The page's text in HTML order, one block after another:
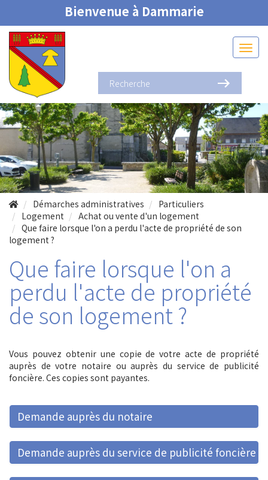
Bienvenue à Dammarie
Démarches administratives
Particuliers
Logement
Achat ou vente d'un logement
Que faire lorsque l'on a perdu l'acte de propriété de son
logement ?
Que faire lorsque l'on a
perdu l'acte de propriété
de son logement ?
Vous pouvez obtenir une copie de votre acte de propriété
auprès de votre notaire ou auprès du service de publicité
foncière. Ces copies sont payantes.
Demande auprès du notaire
Demande auprès du service de publicité foncière